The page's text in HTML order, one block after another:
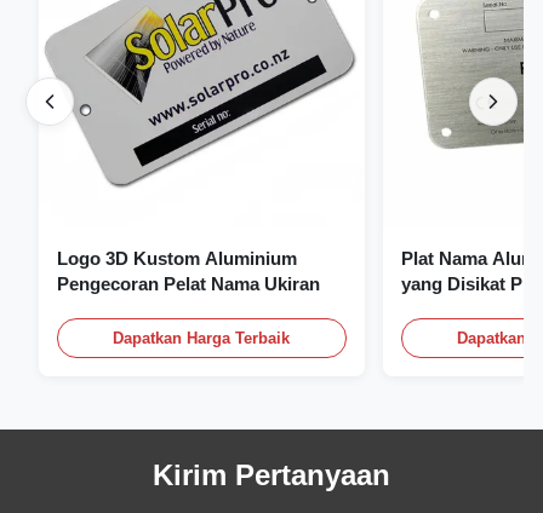
Logo 3D Kustom Aluminium
Pengecoran Pelat Nama Ukiran
Dapatkan Harga Terbaik
Plat Nama
yang Disikat
Dapatkan
Kirim Pertanyaan